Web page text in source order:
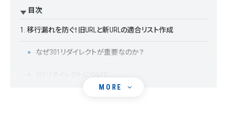
MORE
目次
1. 移行漏れを防ぐ！旧URLと新URLの適合リスト作成
なぜ301リダイレクトが重要なのか？